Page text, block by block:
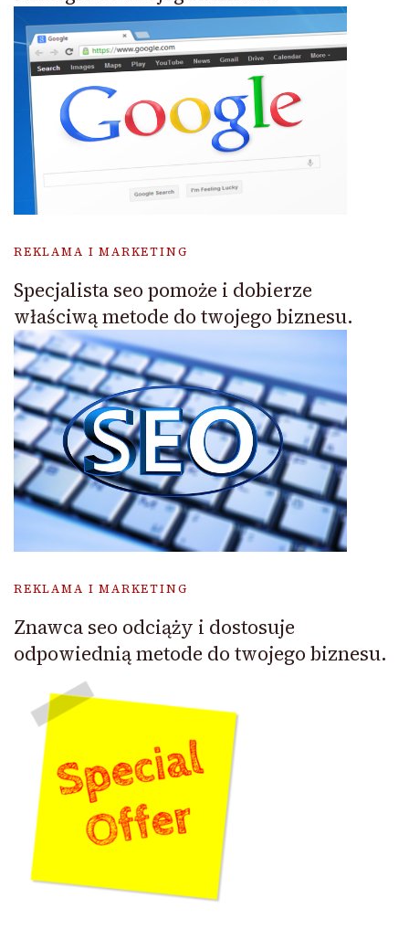
REKLAMA I MARKETING
Specjalista seo pomoże i dobierze
właściwą metode do twojego biznesu.
REKLAMA I MARKETING
Znawca seo odciąży i dostosuje
odpowiednią metode do twojego biznesu.